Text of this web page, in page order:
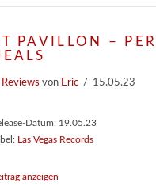
PAVILLON –
Reviews von Eric 15.05.23
Datum: 19.05.23
Las Vegas Records
anzeigen